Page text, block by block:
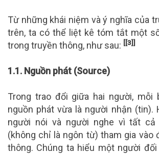
Từ những khái niệm và ý nghĩa của
trên, ta có thể liệt kê tóm tắt một
trong truyền thông, như sau: [[3]]
1.1. Nguồn phát (Source)
Trong trao đổi giữa hai người, mỗi
nguồn phát vừa là người nhận (tin).
người nói và người nghe vì tất cả
(không chỉ là ngôn từ) tham gia vào
thông. Chúng ta hiểu một người